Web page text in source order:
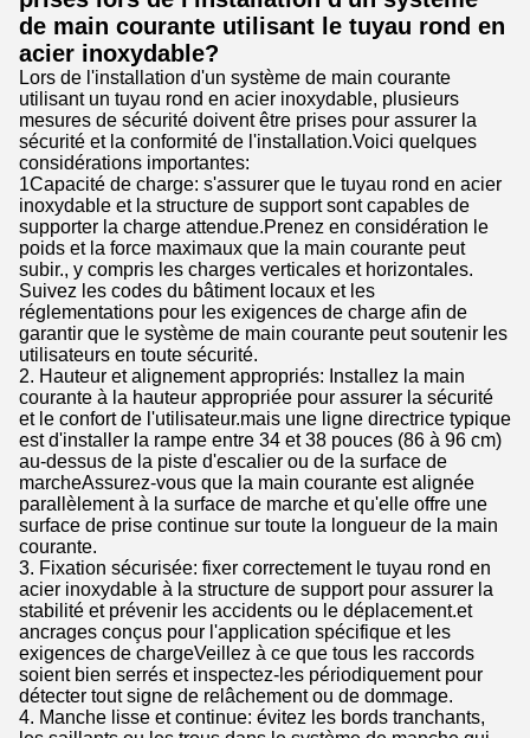
de main courante utilisant le tuyau rond en
acier inoxydable?
Lors de l'installation d'un système de main courante
utilisant un tuyau rond en acier inoxydable, plusieurs
mesures de sécurité doivent être prises pour assurer la
sécurité et la conformité de l'installation.Voici quelques
considérations importantes:
1Capacité de charge: s'assurer que le tuyau rond en acier
inoxydable et la structure de support sont capables de
supporter la charge attendue.Prenez en considération le
poids et la force maximaux que la main courante peut
subir., y compris les charges verticales et horizontales.
Suivez les codes du bâtiment locaux et les
réglementations pour les exigences de charge afin de
garantir que le système de main courante peut soutenir les
utilisateurs en toute sécurité.
2. Hauteur et alignement appropriés: Installez la main
courante à la hauteur appropriée pour assurer la sécurité
et le confort de l'utilisateur.mais une ligne directrice typique
est d'installer la rampe entre 34 et 38 pouces (86 à 96 cm)
au-dessus de la piste d'escalier ou de la surface de
marcheAssurez-vous que la main courante est alignée
parallèlement à la surface de marche et qu'elle offre une
surface de prise continue sur toute la longueur de la main
courante.
3. Fixation sécurisée: fixer correctement le tuyau rond en
acier inoxydable à la structure de support pour assurer la
stabilité et prévenir les accidents ou le déplacement.et
ancrages conçus pour l'application spécifique et les
exigences de chargeVeillez à ce que tous les raccords
soient bien serrés et inspectez-les périodiquement pour
détecter tout signe de relâchement ou de dommage.
4. Manche lisse et continue: évitez les bords tranchants,